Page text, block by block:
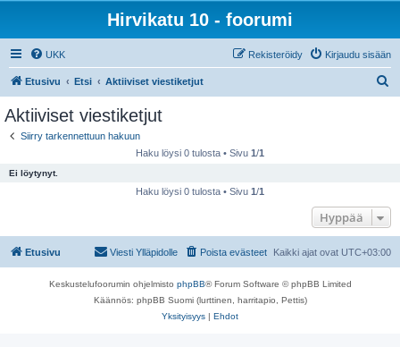
Hirvikatu 10 - foorumi
UKK Kirjaudu sisään
Rekisteröidy
Etusivu Etsi Aktiiviset viestiketjut
Aktiiviset viestiketjut
Siirry tarkennettuun hakuun
Haku löysi 0 tulosta • Sivu 1/1
Ei löytynyt.
Haku löysi 0 tulosta • Sivu 1/1
Hyppää
Etusivu Kaikki ajat ovat UTC+03:00
Poista evästeet
Viesti Ylläpidolle
Keskustelufoorumin ohjelmisto phpBB® Forum Software © phpBB Limited
Käännös: phpBB Suomi (lurttinen, harritapio, Pettis)
Yksityisyys | Ehdot